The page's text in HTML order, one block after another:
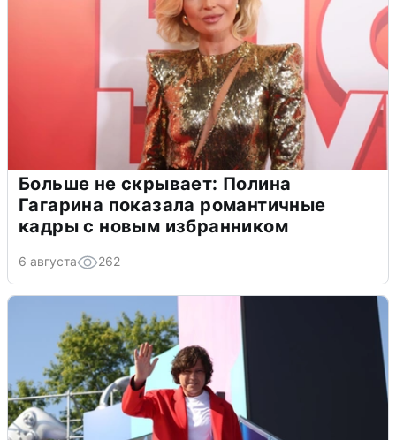
Больше не скрывает: Полина
Гагарина показала романтичные
кадры с новым избранником
6 августа 262